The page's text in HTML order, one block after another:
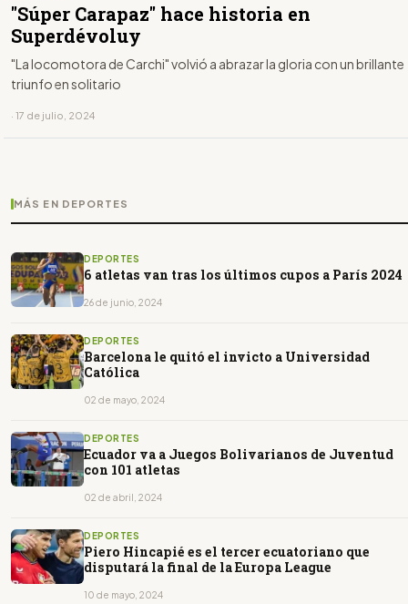
"Súper Carapaz" hace historia en
Superdévoluy
"La locomotora de Carchi" volvió a abrazar la gloria con un brillante
triunfo en solitario
· 17 de julio, 2024
MÁS EN DEPORTES
DEPORTES
6 atletas van tras los últimos cupos a París 2024
26 de junio, 2024
DEPORTES
Barcelona le quitó el invicto a Universidad
Católica
02 de mayo, 2024
DEPORTES
Ecuador va a Juegos Bolivarianos de Juventud
con 101 atletas
02 de abril, 2024
DEPORTES
Piero Hincapié es el tercer ecuatoriano que
disputará la final de la Europa League
10 de mayo, 2024